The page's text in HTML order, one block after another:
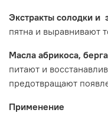
Экстракты солодки и
пятна и выравнивают
Масла абрикоса,
питают и
предотвращают
Применение